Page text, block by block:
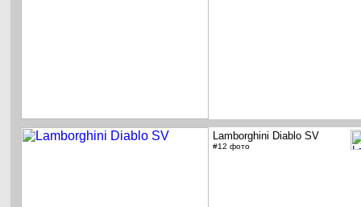
Lamborghini Diablo SV
#12 фото